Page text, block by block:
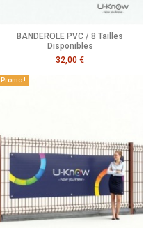
BANDEROLE PVC / 8 Tailles
Disponibles
32,00 €
Promo !